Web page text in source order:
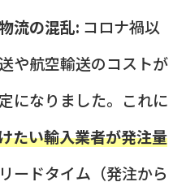
流の混乱: コロナ禍以
や航空輸送のコストが
になりました。これに
たい輸入業者が発注量
ードタイム（発注から